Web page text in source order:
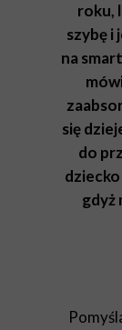
roku,
szybę i
na
się
do
gdyż